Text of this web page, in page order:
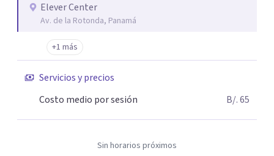
Elever Center
Av. de la Rotonda, Panamá
+1 más
Servicios y precios
Costo medio por sesión
B/. 65
Sin horarios próximos